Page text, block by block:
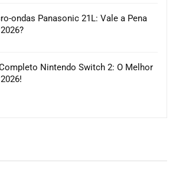
ondas Panasonic 21L: Vale a Pena
Nintendo Switch 2: O Melhor